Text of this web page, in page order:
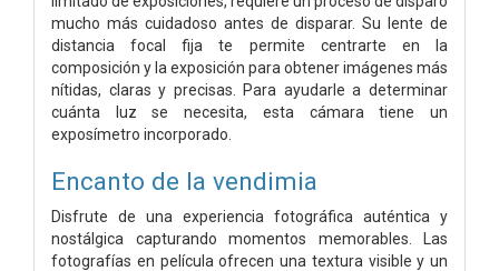
mucho más cuidadoso antes de disparar. Su lente de
distancia focal fija te permite centrarte en la
composición y la exposición para obtener imágenes más
nítidas, claras y precisas. Para ayudarle a determinar
cuánta luz se necesita, esta cámara tiene un
exposímetro incorporado.
Encanto de la vendimia
Disfrute de una experiencia fotográfica auténtica y
nostálgica capturando momentos memorables. Las
fotografías en película ofrecen una textura visible y un